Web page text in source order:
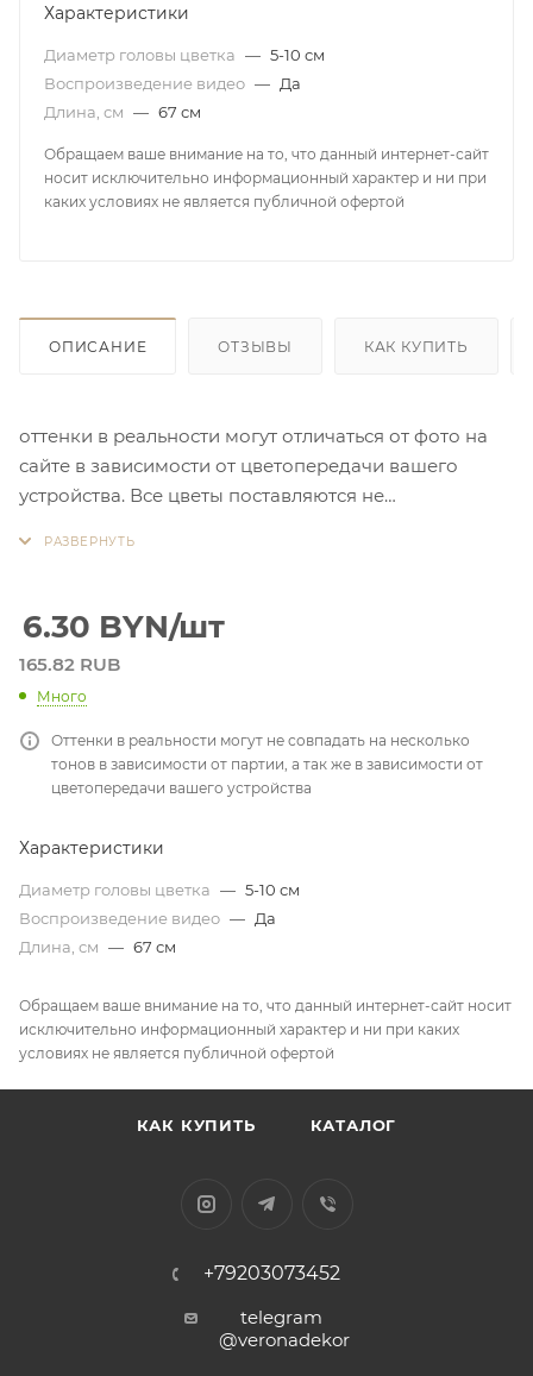
Характеристики
Диаметр головы цветка — 5-10 см
Воспроизведение видео — Да
Длина, см — 67 см
Обращаем ваше внимание на то, что данный интернет-сайт
носит исключительно информационный характер и ни при
каких условиях не является публичной офертой
ОПИСАНИЕ ОТЗЫВЫ КАК КУПИТЬ
оттенки в реальности могут отличаться от фото на
сайте в зависимости от цветопередачи вашего
устройства. Все цветы поставляются не
6.30 BYN/шт
165.82 RUB
Много
Оттенки в реальности могут не совпадать на несколько
тонов в зависимости от партии, а так же в зависимости от
цветопередачи вашего устройства
Характеристики
Диаметр головы цветка — 5-10 см
Воспроизведение видео — Да
Длина, см — 67 см
Обращаем ваше внимание на то, что данный интернет-сайт носит
исключительно информационный характер и ни при каких
условиях не является публичной офертой
КАК КУПИТЬ КАТАЛОГ
+79203073452
telegram
@veronadekor